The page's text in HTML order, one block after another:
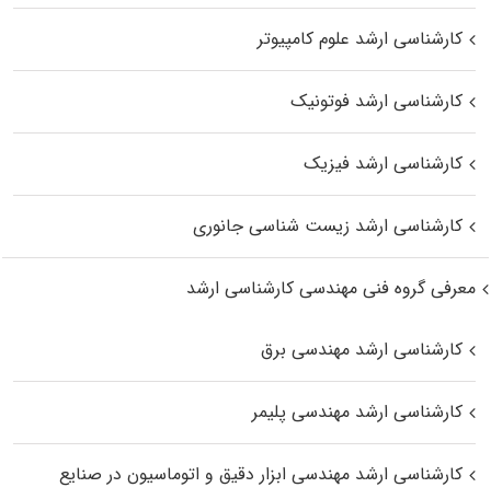
کارشناسی ارشد علوم کامپیوتر
کارشناسی ارشد فوتونیک
کارشناسی ارشد فیزیک
کارشناسی ارشد زیست‌ شناسی جانوری
معرفی گروه فنی مهندسی کارشناسی ارشد
کارشناسی ارشد مهندسی برق
کارشناسی ارشد مهندسی پلیمر
کارشناسی ارشد مهندسی ابزار دقیق و اتوماسیون در صنایع